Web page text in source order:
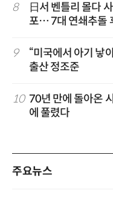
8
日서 벤틀리 몰다
포… 7대 연쇄추돌
9
“미국에서 아기 낳
출산 정조준
10 70년 만에 돌아온
에 풀렸다
주요뉴스